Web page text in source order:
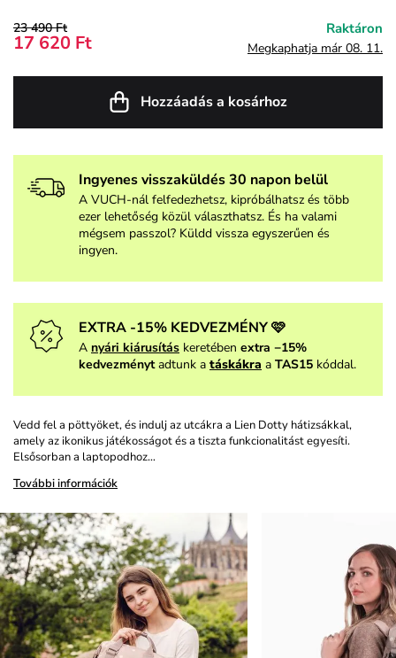
23 490 Ft
17 620 Ft
Raktáron
Megkaphatja már 08. 11.
Hozzáadás a kosárhoz
Ingyenes visszaküldés 30 napon belül
A VUCH-nál felfedezhetsz, kipróbálhatsz és több
ezer lehetőség közül választhatsz. És ha valami
mégsem passzol? Küldd vissza egyszerűen és
ingyen.
EXTRA -15% KEDVEZMÉNY 🩷
A nyári kiárusítás keretében extra −15%
kedvezménytadtunk a táskákra a TAS15 kóddal.
Vedd fel a pöttyöket, és indulj az utcákra a Lien Dotty hátizsákkal,
amely az ikonikus játékosságot és a tiszta funkcionalitást egyesíti.
Elsősorban a laptopodhoz…
További információk